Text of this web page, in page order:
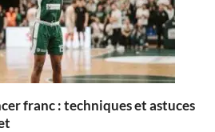
franc : techniques et astuces